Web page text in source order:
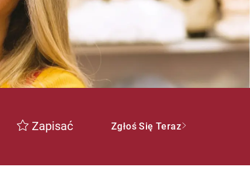
Zapisać Zgłoś Się Teraz